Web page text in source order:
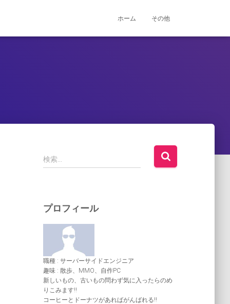
ホーム その他
検
索
検索…
プロフィール
職種 : サーバーサイドエンジニア
趣味 : 散歩、MMO、自作PC
新しいもの、古いもの問わず気に入ったらのめ
りこみます!!
コーヒーとドーナツがあればがんばれる!!